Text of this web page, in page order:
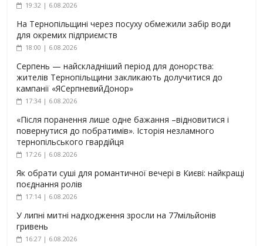
19:32 | 6.08.2026
На Тернопільщині через посуху обмежили забір води
для окремих підприємств
18:00 | 6.08.2026
Серпень — найскладніший період для донорства:
жителів Тернопільщини закликають долучитися до
кампанії «ЯСерпневийДонор»
17:34 | 6.08.2026
«Після поранення лише одне бажання –відновитися і
повернутися до побратимів». Історія незламного
тернопільського гвардійця
17:26 | 6.08.2026
Як обрати суші для романтичної вечері в Києві: найкращі
поєднання ролів
17:14 | 6.08.2026
У липні митні надходження зросли на 77мільйонів
гривень
16:27 | 6.08.2026